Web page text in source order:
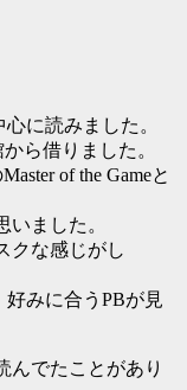
に読みました。
ら借りました。
of the Gameと
いました。
クな感じがし
みに合うPBが見
んでたことがあり